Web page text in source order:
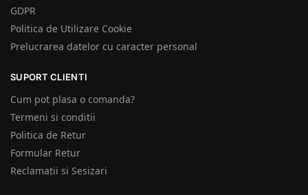
GDPR
Politica de Utilizare Cookie
Prelucrarea datelor cu caracter personal
SUPORT CLIENTI
Cum pot plasa o comanda?
Termeni si conditii
Politica de Retur
Formular Retur
Reclamatii si Sesizari